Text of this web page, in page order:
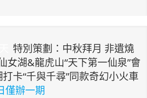
特別策劃：中秋拜月 非遺燒
女湖&龍虎山“天下第一仙泉”會
卡“千與千尋”同款奇幻小火車
僅辦一期